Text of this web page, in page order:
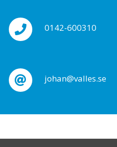
0142-600310
johan@valles.se